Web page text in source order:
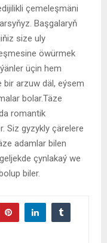
çemeleşmäni
Başgalaryň
size uly
öwürmek
üçin hem
bir arzuw däl, eýsem
bolar.Täze
romantik
Siz gyzykly çärelere
adamlar bilen
çynlakaý we
biler.